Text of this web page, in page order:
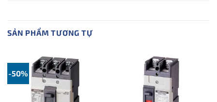
SẢN PHẨM TƯƠNG TỰ
-50%